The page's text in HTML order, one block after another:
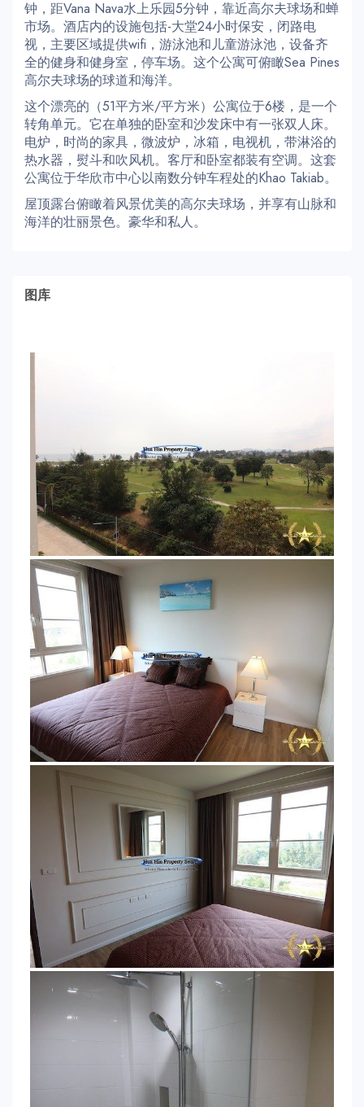
钟，距Vana Nava水上乐园5分钟，靠近高尔夫球场和蝉
市场。酒店内的设施包括-大堂24小时保安，闭路电
视，主要区域提供wifi，游泳池和儿童游泳池，设备齐
全的健身和健身室，停车场。这个公寓可俯瞰Sea Pines
高尔夫球场的球道和海洋。
这个漂亮的（51平方米/平方米）公寓位于6楼，是一个
转角单元。它在单独的卧室和沙发床中有一张双人床。
电炉，时尚的家具，微波炉，冰箱，电视机，带淋浴的
热水器，熨斗和吹风机。客厅和卧室都装有空调。这套
公寓位于华欣市中心以南数分钟车程处的Khao Takiab。
屋顶露台俯瞰着风景优美的高尔夫球场，并享有山脉和
海洋的壮丽景色。豪华和私人。
图库